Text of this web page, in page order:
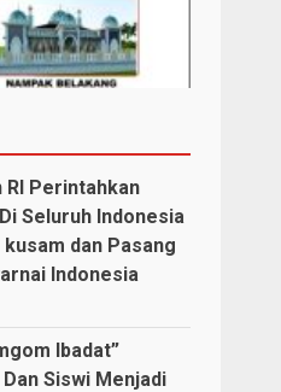
Perintahkan
Seluruh Indonesia
dan Pasang
Indonesia
Ibadat”
Siswi Menjadi